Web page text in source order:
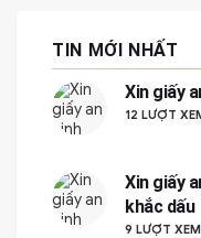
TIN MỚI NHẤT
Xin giấy
12 LƯỢT
Xin giấy
khắc dấu
9 LƯỢT XEM